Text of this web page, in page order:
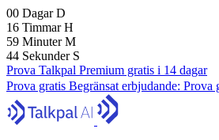
00 DagarD
16 TimmarH
59 MinuterM
43 Sekunder S
Prova Talkpal Premium gratis i 14 dagar
Prova gratis Begränsat erbjudande: Prova